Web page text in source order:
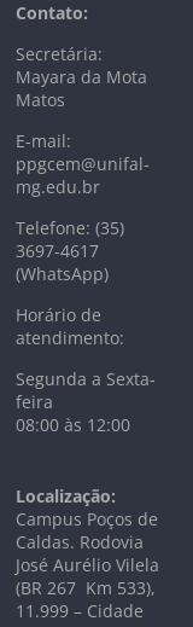
Contato:
Secretária:
Mayara da Mota
Matos
E-mail:
ppgcem@unifal-
mg.edu.br
Telefone: (35)
3697-4617
(WhatsApp)
Horário de
atendimento:
Segunda a Sexta-
feira
08:00 às 12:00
Localização:
Campus Poços de
Caldas. Rodovia
José Aurélio Vilela
(BR 267 Km 533),
11.999 – Cidade